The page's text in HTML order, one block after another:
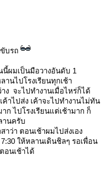
บรถ
ผมเป็นมือวางอันดับ 1
นไปโรงเรียนทุกเช้า
ง จะไปทำงานเมื่อไหร่ก็ได้
าไปส่ง เค้าจะไปทำงานไม่ทัน
ก ไปโรงเรียนแต่เช้ามาก ก็
านครับ
สาว่า ตอนเช้าผมไปส่งเอง
ให้หลานเดินชิลๆ รอเพื่อน
อนเช้าได้